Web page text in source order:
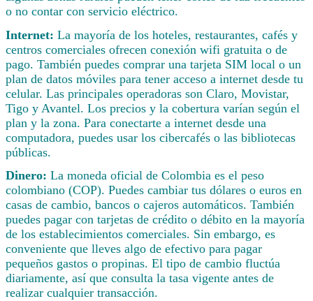
o no contar con servicio eléctrico.
Internet: La mayoría de los hoteles, restaurantes, cafés y
centros comerciales ofrecen conexión wifi gratuita o de
pago. También puedes comprar una tarjeta SIM local o un
plan de datos móviles para tener acceso a internet desde tu
celular. Las principales operadoras son Claro, Movistar,
Tigo y Avantel. Los precios y la cobertura varían según el
plan y la zona. Para conectarte a internet desde una
computadora, puedes usar los cibercafés o las bibliotecas
públicas.
Dinero: La moneda oficial de Colombia es el peso
colombiano (COP). Puedes cambiar tus dólares o euros en
casas de cambio, bancos o cajeros automáticos. También
puedes pagar con tarjetas de crédito o débito en la mayoría
de los establecimientos comerciales. Sin embargo, es
conveniente que lleves algo de efectivo para pagar
pequeños gastos o propinas. El tipo de cambio fluctúa
diariamente, así que consulta la tasa vigente antes de
realizar cualquier transacción.